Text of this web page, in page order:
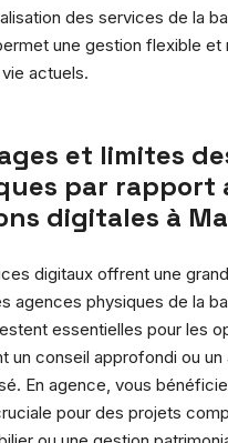
des services de la
une gestion flexible et
actuels.
et limites
par rapport
digitales à
digitaux offrent une
agences physiques de la
essentielles pour les
un conseil approfondi ou
En agence, vous
pour des projets